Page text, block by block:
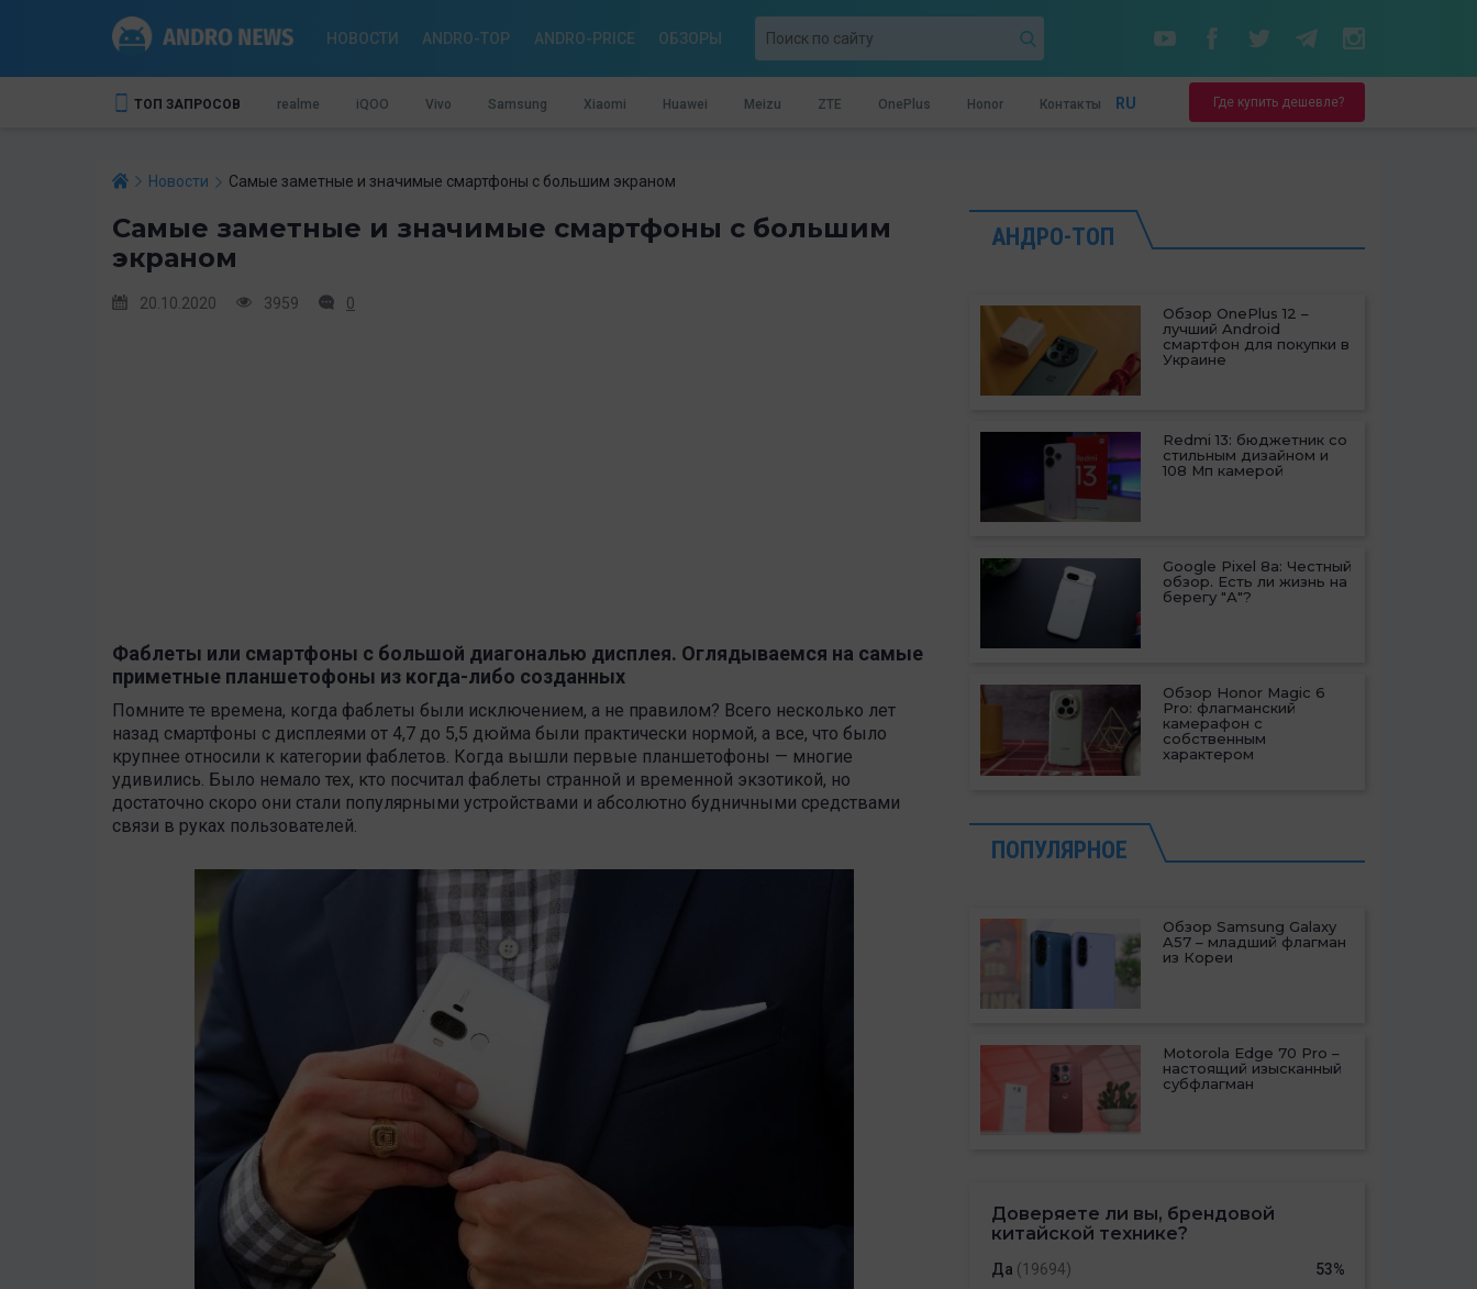
НОВОСТИ ANDRO-TOP ANDRO-PRICE ОБЗОРЫ
ТОП ЗАПРОСОВ realme iQOO Vivo Samsung Xiaomi Huawei Meizu ZTE OnePlus Honor Контакты RU Где купить дешевле?
Новости Самые заметные и значимые смартфоны с большим экраном
Самые заметные и значимые смартфоны с большим
экраном
20.10.2020 3959 0
Фаблеты или смартфоны с большой диагональю дисплея. Оглядываемся на самые
приметные планшетофоны из когда-либо созданных
Помните те времена, когда фаблеты были исключением, а не правилом? Всего несколько лет
назад смартфоны с дисплеями от 4,7 до 5,5 дюйма были практически нормой, а все, что было
крупнее относили к категории фаблетов. Когда вышли первые планшетофоны — многие
удивились. Было немало тех, кто посчитал фаблеты странной и временной экзотикой, но
достаточно скоро они стали популярными устройствами и абсолютно будничными средствами
связи в руках пользователей.
АНДРО-ТОП
Обзор OnePlus 12 –
лучший Android
смартфон для покупки в
Украине
Redmi 13: бюджетник со
стильным дизайном и
108 Мп камерой
Google Pixel 8a: Честный
обзор. Есть ли жизнь на
берегу "А"?
Обзор Honor Magic 6
Pro: флагманский
камерафон с
собственным
характером
ПОПУЛЯРНОЕ
Обзор Samsung Galaxy
A57 – младший флагман
из Кореи
Motorola Edge 70 Pro –
настоящий изысканный
субфлагман
Доверяете ли вы, брендовой
китайской технике?
Да (19694) 53%